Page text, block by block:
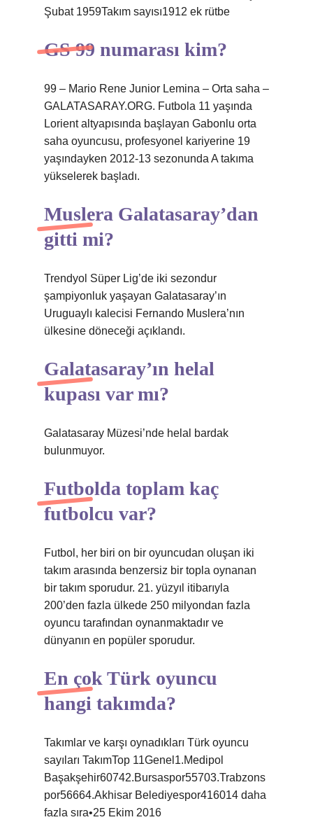
Şubat 1959Takım sayısı1912 ek rütbe
GS 99 numarası kim?
99 – Mario Rene Junior Lemina – Orta saha –
GALATASARAY.ORG. Futbola 11 yaşında
Lorient altyapısında başlayan Gabonlu orta
saha oyuncusu, profesyonel kariyerine 19
yaşındayken 2012-13 sezonunda A takıma
yükselerek başladı.
Muslera Galatasaray’dan
gitti mi?
Trendyol Süper Lig’de iki sezondur
şampiyonluk yaşayan Galatasaray’ın
Uruguaylı kalecisi Fernando Muslera’nın
ülkesine döneceği açıklandı.
Galatasaray’ın helal
kupası var mı?
Galatasaray Müzesi’nde helal bardak
bulunmuyor.
Futbolda toplam kaç
futbolcu var?
Futbol, ​​her biri on bir oyuncudan oluşan iki
takım arasında benzersiz bir topla oynanan
bir takım sporudur. 21. yüzyıl itibarıyla
200’den fazla ülkede 250 milyondan fazla
oyuncu tarafından oynanmaktadır ve
dünyanın en popüler sporudur.
En çok Türk oyuncu
hangi takımda?
Takımlar ve karşı oynadıkları Türk oyuncu
sayıları TakımTop 11Genel1.Medipol
Başakşehir60742.Bursaspor55703.Trabzons
por56664.Akhisar Belediyespor416014 daha
fazla sıra•25 Ekim 2016